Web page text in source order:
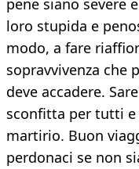
pene siano severe
loro stupida e
modo, a fare
sopravvivenza che
deve accadere.
sconfitta per tutti
martirio. Buon
perdonaci se non